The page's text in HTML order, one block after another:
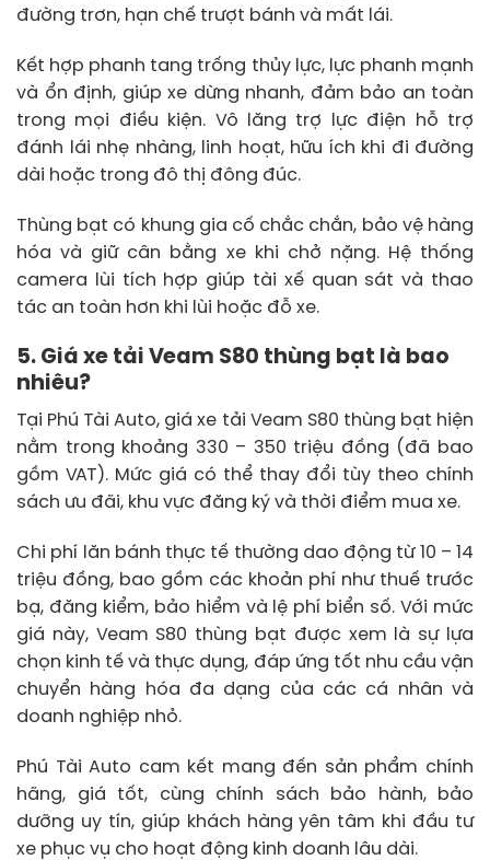
đường trơn, hạn chế trượt bánh và mất lái.
Kết hợp phanh tang trống thủy lực, lực phanh mạnh
và ổn định, giúp xe dừng nhanh, đảm bảo an toàn
trong mọi điều kiện. Vô lăng trợ lực điện hỗ trợ
đánh lái nhẹ nhàng, linh hoạt, hữu ích khi đi đường
dài hoặc trong đô thị đông đúc.
Thùng bạt có khung gia cố chắc chắn, bảo vệ hàng
hóa và giữ cân bằng xe khi chở nặng. Hệ thống
camera lùi tích hợp giúp tài xế quan sát và thao
tác an toàn hơn khi lùi hoặc đỗ xe.
5. Giá xe tải Veam S80 thùng bạt là bao
nhiêu?
Tại Phú Tài Auto, giá xe tải Veam S80 thùng bạt hiện
nằm trong khoảng 330 – 350 triệu đồng (đã bao
gồm VAT). Mức giá có thể thay đổi tùy theo chính
sách ưu đãi, khu vực đăng ký và thời điểm mua xe.
Chi phí lăn bánh thực tế thường dao động từ 10 – 14
triệu đồng, bao gồm các khoản phí như thuế trước
bạ, đăng kiểm, bảo hiểm và lệ phí biển số. Với mức
giá này, Veam S80 thùng bạt được xem là sự lựa
chọn kinh tế và thực dụng, đáp ứng tốt nhu cầu vận
chuyển hàng hóa đa dạng của các cá nhân và
doanh nghiệp nhỏ.
Phú Tài Auto cam kết mang đến sản phẩm chính
hãng, giá tốt, cùng chính sách bảo hành, bảo
dưỡng uy tín, giúp khách hàng yên tâm khi đầu tư
xe phục vụ cho hoạt động kinh doanh lâu dài.